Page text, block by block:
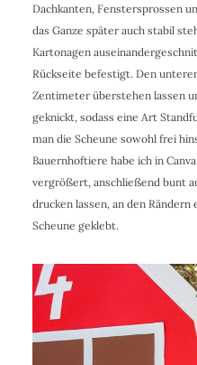
Dachkanten, Fenstersprossen
das Ganze später auch stabil
Kartonagen
Rückseite befestigt. Den
Zentimeter überstehen lassen
geknickt, sodass eine Art
man die Scheune sowohl frei
Bauernhoftiere habe ich in
vergrößert, anschließend bunt
drucken lassen, an den
Scheune geklebt.